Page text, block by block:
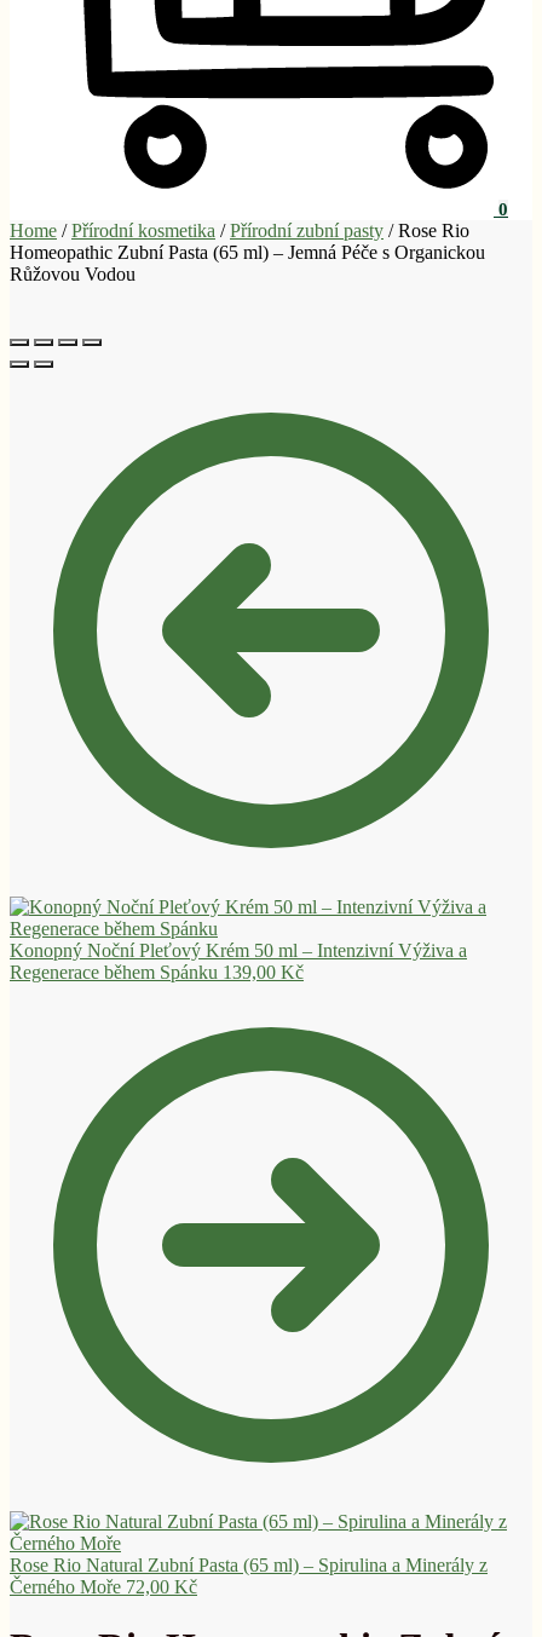
0
Home /Přírodní kosmetika /Přírodní zubní pasty /Rose Rio
Homeopathic Zubní Pasta (65 ml) – Jemná Péče s Organickou
Růžovou Vodou
Konopný Noční Pleťový Krém 50 ml – Intenzivní Výživa a
Regenerace během Spánku 139,00 Kč
Rose Rio Natural Zubní Pasta (65 ml) – Spirulina a Minerály z
Černého Moře 72,00 Kč